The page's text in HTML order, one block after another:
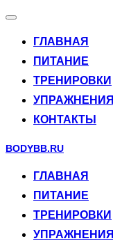
Переключить
ГЛАВНАЯ
ПИТАНИЕ
ТРЕНИРОВКИ
УПРАЖНЕНИЯ
КОНТАКТЫ
Перейти
содержимому
BODYBB.RU
ГЛАВНАЯ
ПИТАНИЕ
ТРЕНИРОВКИ
УПРАЖНЕНИЯ